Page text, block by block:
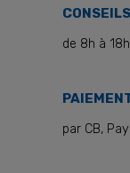
de 8h à
par CB,